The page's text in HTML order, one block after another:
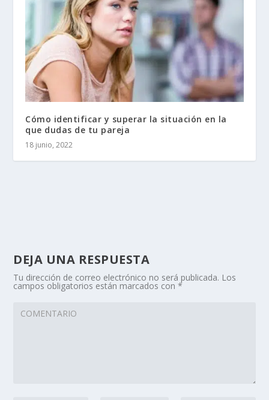
Cómo identificar y superar la situación en la
que dudas de tu pareja
18 junio, 2022
DEJA UNA RESPUESTA
Tu dirección de correo electrónico no será publicada. Los
campos obligatorios están marcados con*